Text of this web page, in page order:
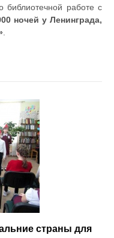
библиотечной работе с
ночей у Ленинграда,
страны для